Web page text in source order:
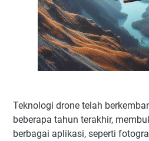
Teknologi drone telah
beberapa tahun terakhir,
berbagai aplikasi, seperti